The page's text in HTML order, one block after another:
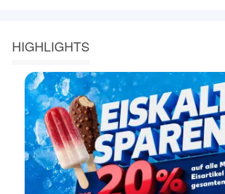
HIGHLIGHTS